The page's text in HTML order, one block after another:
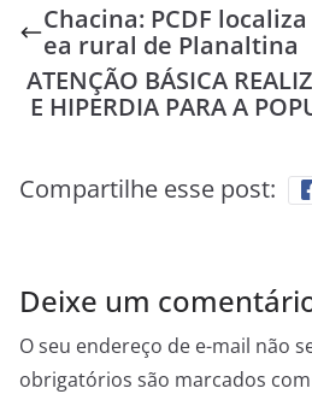
Chacina: PCDF
ea rural de Planaltina
ATENÇÃO BÁSICA
E HIPERDIA PARA A
Compartilhe esse post:
Deixe um
O seu endereço de e-mail não
obrigatórios são marcados com